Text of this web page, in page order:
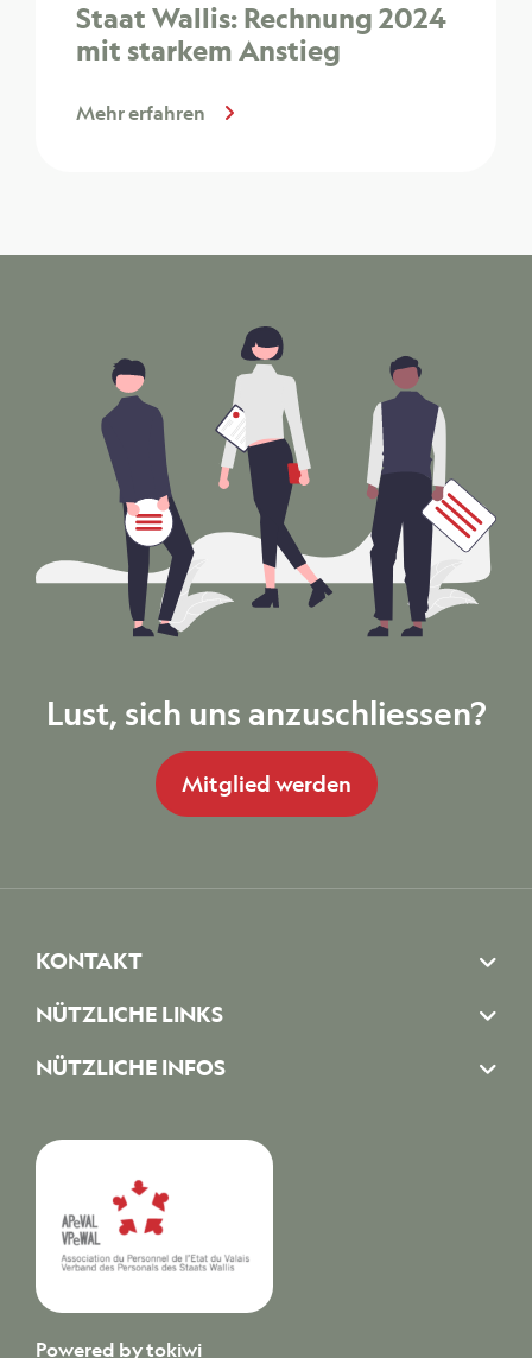
Staat Wallis: Rechnung 2024
mit starkem Anstieg
Mehr erfahren
Lust, sich uns anzuschliessen?
Mitglied werden
KONTAKT
NÜTZLICHE LINKS
NÜTZLICHE INFOS
Powered bytokiwi